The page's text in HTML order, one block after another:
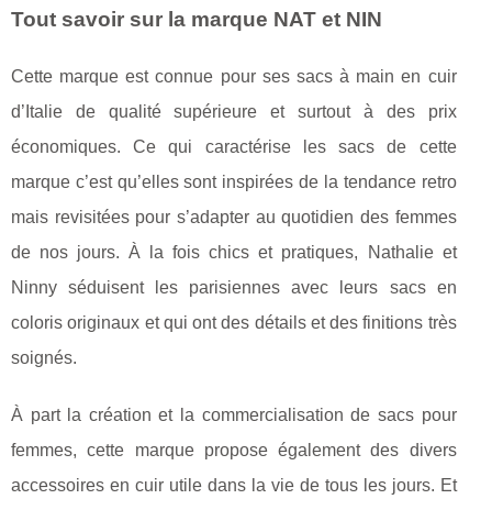
Tout savoir sur la marque NAT et NIN
Cette marque est connue pour ses sacs à main en cuir
d’Italie de qualité supérieure et surtout à des prix
économiques. Ce qui caractérise les sacs de cette
marque c’est qu’elles sont inspirées de la tendance retro
mais revisitées pour s’adapter au quotidien des femmes
de nos jours. À la fois chics et pratiques, Nathalie et
Ninny séduisent les parisiennes avec leurs sacs en
coloris originaux et qui ont des détails et des finitions très
soignés.
À part la création et la commercialisation de sacs pour
femmes, cette marque propose également des divers
accessoires en cuir utile dans la vie de tous les jours. Et